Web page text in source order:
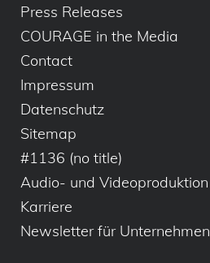
Press Releases
COURAGE in the Media
Contact
Impressum
Datenschutz
Sitemap
#1136 (no title)
Audio- und Videoproduktion
Karriere
Newsletter für